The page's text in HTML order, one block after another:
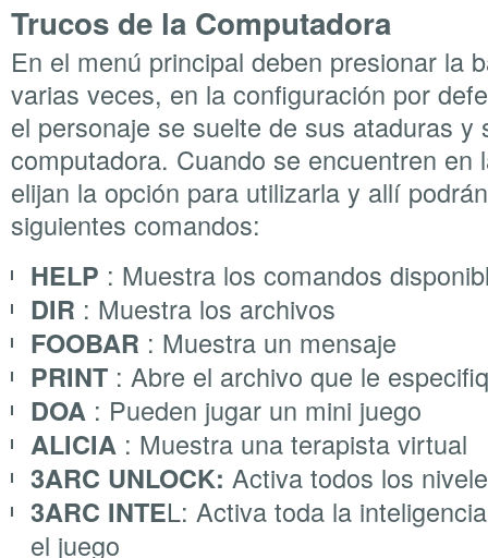
Trucos de la Computadora
En el menú principal deben presionar la
varias veces, en la configuración por
el personaje se suelte de sus ataduras y
computadora. Cuando se encuentren en
elijan la opción para utilizarla y allí
siguientes comandos:
HELP : Muestra los comandos
DIR : Muestra los archivos
FOOBAR : Muestra un mensaje
PRINT : Abre el archivo que le
DOA : Pueden jugar un mini juego
ALICIA : Muestra una terapista virtual
3ARC UNLOCK: Activa todos los
3ARC INTEL: Activa toda la
el juego